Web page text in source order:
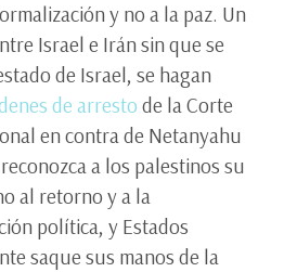
y no a la paz. Un
Israel e Irán sin que se
de Israel, se hagan
de arresto de la Corte
en contra de Netanyahu
a los palestinos su
al retorno y a la
política, y Estados
saque sus manos de la